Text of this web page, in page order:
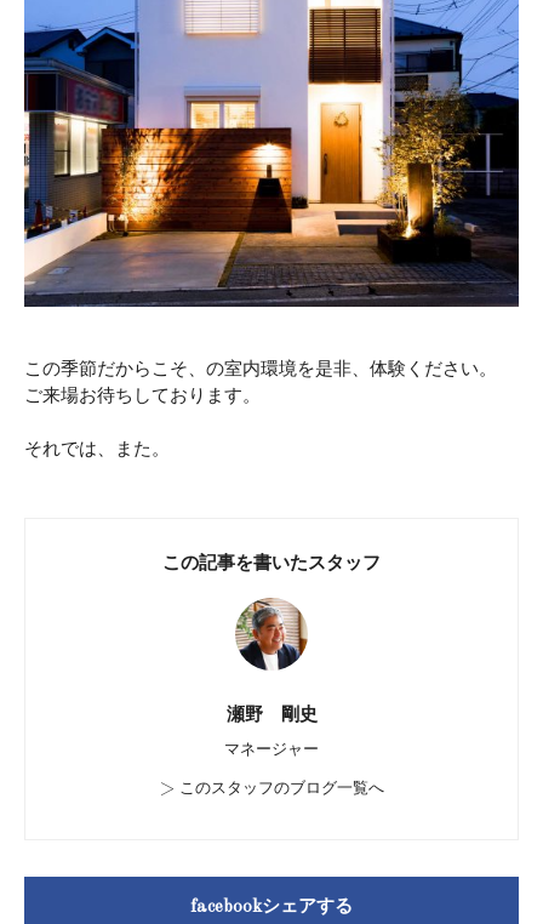
この季節だからこそ、の室内環境を是非、体験ください。
ご来場お待ちしております。
それでは、また。
この記事を書いたスタッフ
瀬野 剛史
マネージャー
> このスタッフのブログ一覧へ
facebookシェアする